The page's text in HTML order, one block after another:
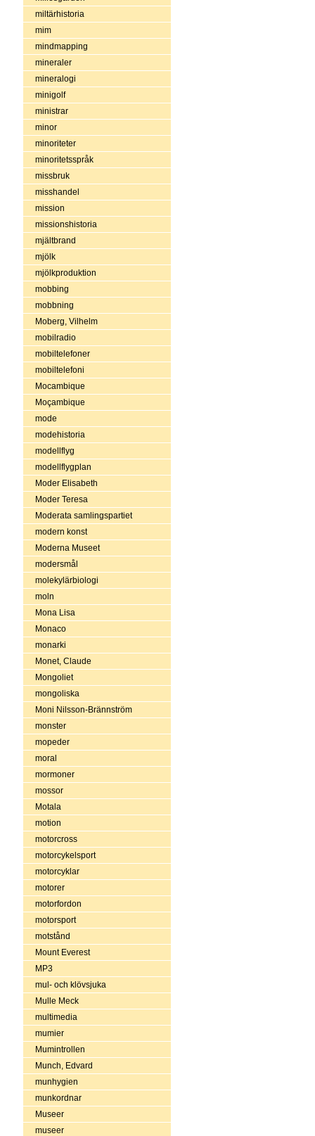
miltärhistoria
mim
mindmapping
mineraler
mineralogi
minigolf
ministrar
minor
minoriteter
minoritetsspråk
missbruk
misshandel
mission
missionshistoria
mjältbrand
mjölk
mjölkproduktion
mobbing
mobbning
Moberg, Vilhelm
mobilradio
mobiltelefoner
mobiltelefoni
Mocambique
Moçambique
mode
modehistoria
modellflyg
modellflygplan
Moder Elisabeth
Moder Teresa
Moderata samlingspartiet
modern konst
Moderna Museet
modersmål
molekylärbiologi
moln
Mona Lisa
Monaco
monarki
Monet, Claude
Mongoliet
mongoliska
Moni Nilsson-Brännström
monster
mopeder
moral
mormoner
mossor
Motala
motion
motorcross
motorcykelsport
motorcyklar
motorer
motorfordon
motorsport
motstånd
Mount Everest
MP3
mul- och klövsjuka
Mulle Meck
multimedia
mumier
Mumintrollen
Munch, Edvard
munhygien
munkordnar
Museer
museer